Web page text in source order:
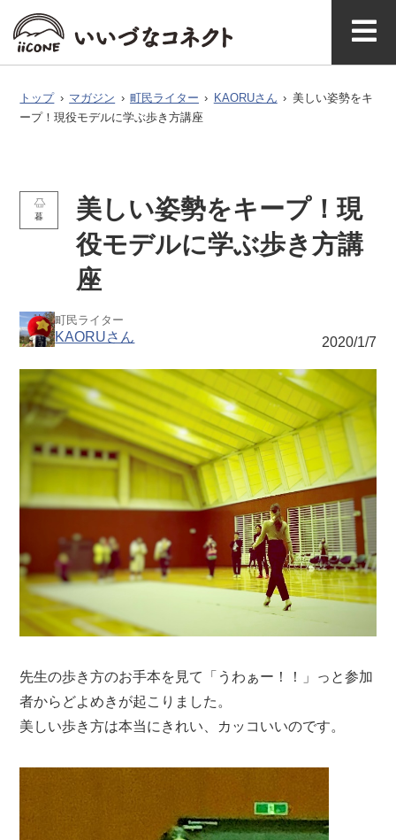
マガジ
ン公式
アク
セス
いいづなコネ
クトとは
ト
ジ
ン
トップ › マガジン › 町民ライター › KAORUさん › 美しい姿勢をキ
ープ！現役モデルに学ぶ歩き方講座
暮
美しい姿勢をキープ！現
役モデルに学ぶ歩き方講
座
町民ライター
KAORUさん 2020/1/7
先生の歩き方のお手本を見て「うわぁー！！」っと参加
者からどよめきが起こりました。
美しい歩き方は本当にきれい、カッコいいのです。